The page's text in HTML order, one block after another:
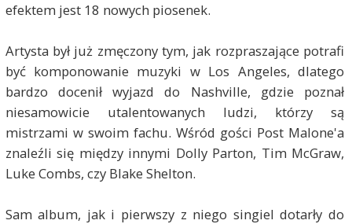
efektem jest 18 nowych piosenek.
Artysta był już zmęczony tym, jak rozpraszające potrafi
być komponowanie muzyki w Los Angeles, dlatego
bardzo docenił wyjazd do Nashville, gdzie poznał
niesamowicie utalentowanych ludzi, którzy są
mistrzami w swoim fachu. Wśród gości Post Malone'a
znaleźli się między innymi Dolly Parton, Tim McGraw,
Luke Combs, czy Blake Shelton.
Sam album, jak i pierwszy z niego singiel dotarły do